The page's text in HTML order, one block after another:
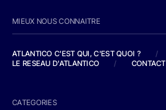
MIEUX NOUS CONNAITRE
ATLANTICO C'EST QUI, C'EST QUOI ?
/
LE RESEAU D'ATLANTICO
/ CONTACT
CATEGORIES